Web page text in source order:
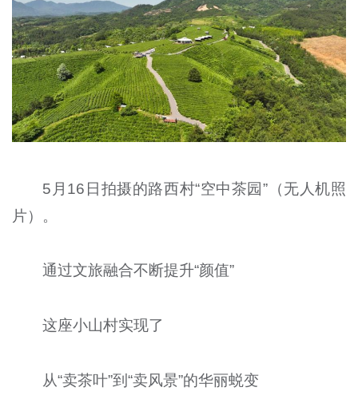
5月16日拍摄的路西村“空中茶园”（无人机照
片）。
通过文旅融合不断提升“颜值”
这座小山村实现了
从“卖茶叶”到“卖风景”的华丽蜕变